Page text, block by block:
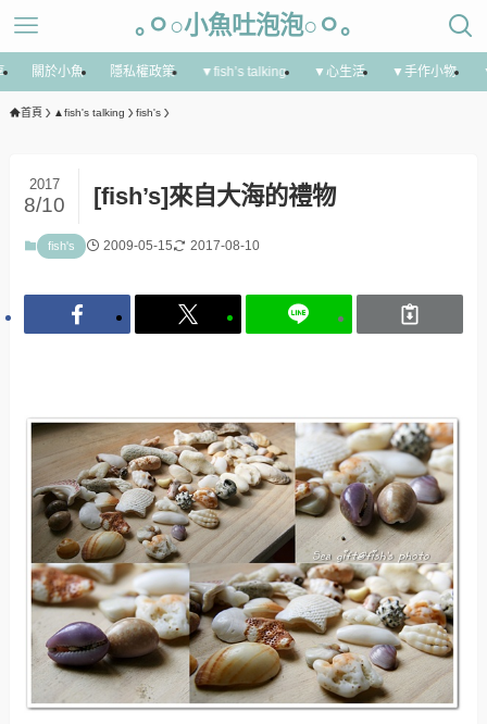
｡ㅇ○小魚吐泡泡○ㅇ｡
關於小魚 隱私權政策 ▼fish’s talking ▼心生活 ▼手作小物
首頁 ▲fish's talking fish's
[fish’s]來自大海的禮物
2017
8/10
fish's 2009-05-15 2017-08-10